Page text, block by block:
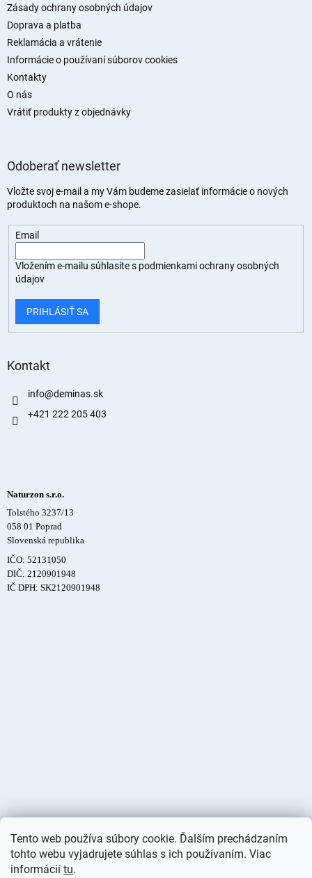
Tento web používa súbory cookie. Ďalším prechádzaním
tohto webu vyjadrujete súhlas s ich používaním. Viac
informácií tu.
Zásady ochrany osobných údajov
Doprava a platba
Reklamácia a vrátenie
Informácie o používaní súborov cookies
Kontakty
O nás
Vrátiť produkty z objednávky
Odoberať newsletter
Vložte svoj e-mail a my Vám budeme zasielať informácie o nových
produktoch na našom e-shope.
Email
Vložením e-mailu súhlasíte s podmienkami ochrany osobných
údajov
PRIHLÁSIŤ SA
Kontakt
info@deminas.sk
+421 222 205 403
Naturzon s.r.o.
Tolstého 3237/13
058 01 Poprad
Slovenská republika
IČO: 52131050
DIČ: 2120901948
IČ DPH: SK2120901948